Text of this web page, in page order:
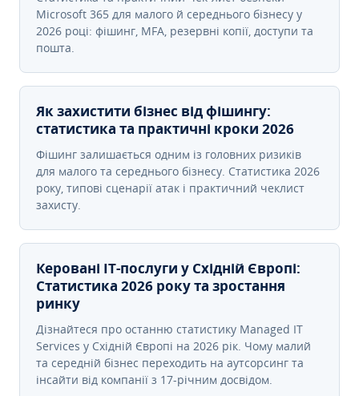
Microsoft 365 для малого й середнього бізнесу у
2026 році: фішинг, MFA, резервні копії, доступи та
пошта.
Як захистити бізнес від фішингу:
статистика та практичні кроки 2026
Фішинг залишається одним із головних ризиків
для малого та середнього бізнесу. Статистика 2026
року, типові сценарії атак і практичний чеклист
захисту.
Керовані ІТ-послуги у Східній Європі:
Статистика 2026 року та зростання
ринку
Дізнайтеся про останню статистику Managed IT
Services у Східній Європі на 2026 рік. Чому малий
та середній бізнес переходить на аутсорсинг та
інсайти від компанії з 17-річним досвідом.